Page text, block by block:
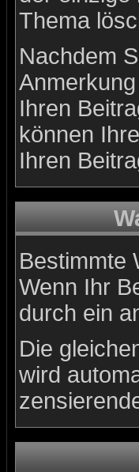
Thema
Nachdem
Ihren
können
Ihren
Bestimmte
Wenn Ihr
durch ein
Die
wird